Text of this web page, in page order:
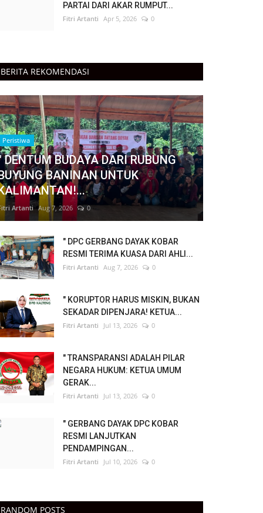
PARTAI DARI AKAR RUMPUT...
Fitri Artanti Apr 5, 2026 0
BERITA REKOMENDASI
Peristiwa
DENTUM BUDAYA DARI RUBUNG
BANINAN UNTUK
Artanti Aug 7, 2026 0
" DPC GERBANG DAYAK KOBAR
RESMI TERIMA KUASA DARI AHLI...
Fitri Artanti Aug 7, 2026 0
" KORUPTOR HARUS MISKIN, BUKAN
SEKADAR DIPENJARA! KETUA...
Fitri Artanti Jul 13, 2026 0
" TRANSPARANSI ADALAH PILAR
NEGARA HUKUM: KETUA UMUM
GERAK...
Fitri Artanti Jul 13, 2026 0
" GERBANG DAYAK DPC KOBAR
RESMI LANJUTKAN
PENDAMPINGAN...
Fitri Artanti Jul 10, 2026 0
RANDOM POSTS